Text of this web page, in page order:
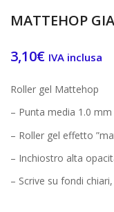
MATTEHOP
3,10€ IVA inclusa
Roller gel Mattehop
– Punta media 1.0 mm
– Roller gel effetto
– Inchiostro alta
– Scrive su fondi